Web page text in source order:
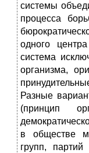
системы
процесса
одного
система
организма,
Разные
(принцип
в обществе
групп,